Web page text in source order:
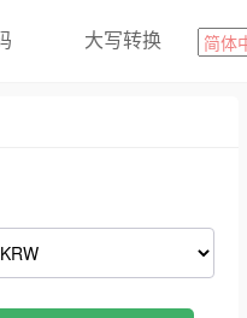
大写转换